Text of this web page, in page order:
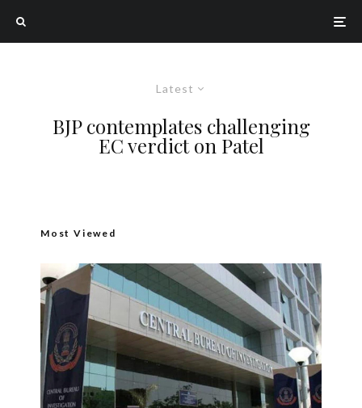
Latest
BJP contemplates challenging
EC verdict on Patel
Most Viewed